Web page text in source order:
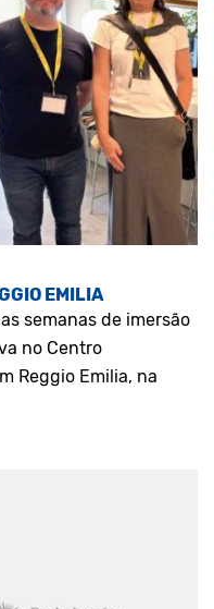
EMILIA
semanas de imersão
no Centro
Reggio Emilia, na